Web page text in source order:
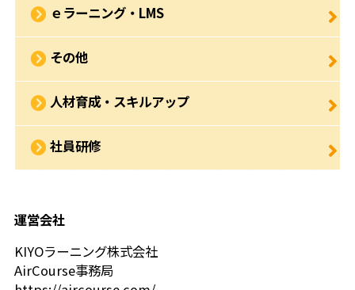
ｅラーニング・LMS
その他
人材育成・スキルアップ
社員研修
運営会社
KIYOラーニング株式会社
AirCourse事務局